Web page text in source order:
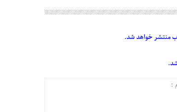
منتشر خواهد شد.